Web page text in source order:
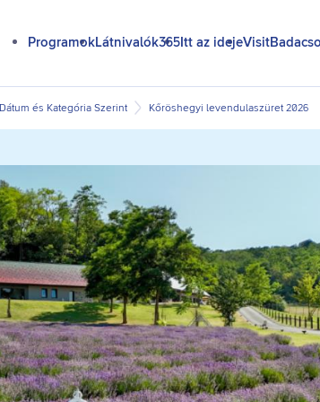
ProgramokLátnivalók365Itt az ideje
és Kategória Szerint Kőröshegyi levendulaszüret 2026